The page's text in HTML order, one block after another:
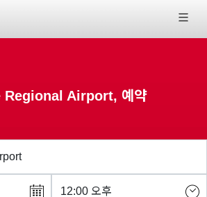
Regional Airport, 예약